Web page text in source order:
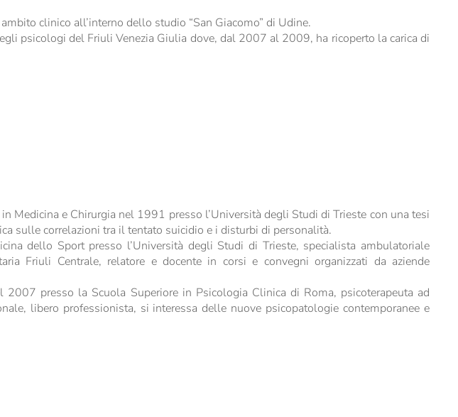
clinico all’interno dello studio “San Giacomo” di Udine.
psicologi del Friuli Venezia Giulia dove, dal 2007 al 2009, ha ricoperto la carica di
Medicina e Chirurgia nel 1991 presso l’Università degli Studi di Trieste con una tesi
sulle correlazioni tra il tentato suicidio e i disturbi di personalità.
dello Sport presso l’Università degli Studi di Trieste, specialista ambulatoriale
Friuli Centrale, relatore e docente in corsi e convegni organizzati da aziende
2007 presso la Scuola Superiore in Psicologia Clinica di Roma, psicoterapeuta ad
libero professionista, si interessa delle nuove psicopatologie contemporanee e